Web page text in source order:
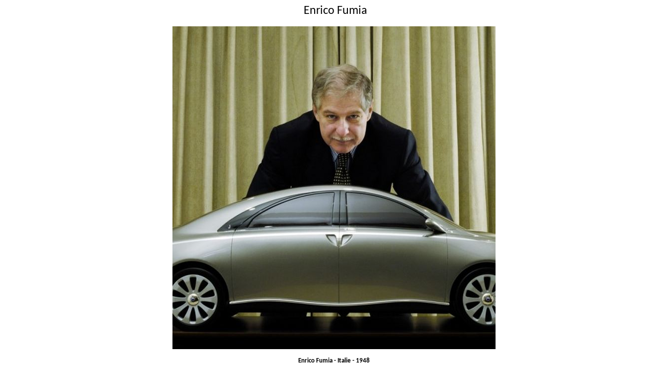
Enrico Fumia
Enrico Fumia - Italie - 1948